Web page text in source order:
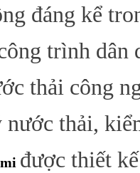
đáng kể
trình dân
thải công
thải,
được thiết